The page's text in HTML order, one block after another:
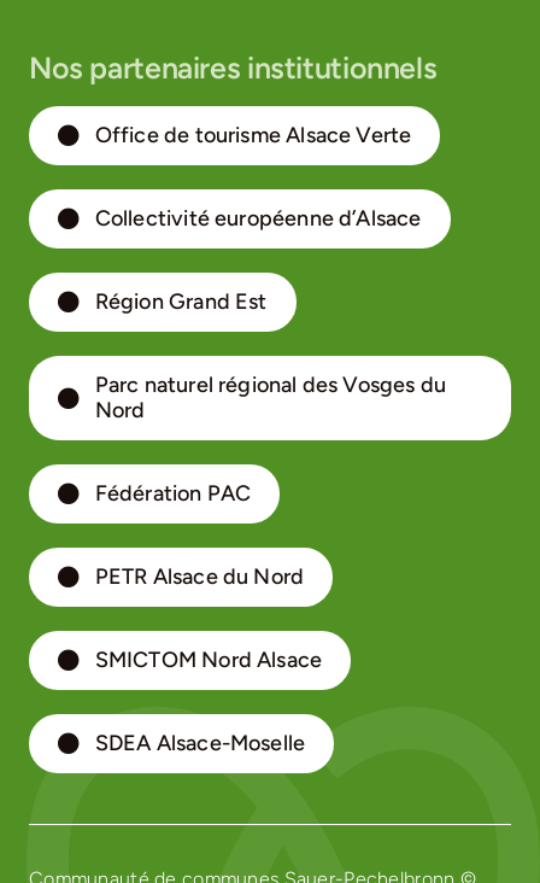
Nos partenaires institutionnels
Office de tourisme Alsace Verte
Collectivité européenne d’Alsace
Région Grand Est
Parc naturel régional des Vosges du
Nord
Fédération PAC
PETR Alsace du Nord
SMICTOM Nord Alsace
SDEA Alsace-Moselle